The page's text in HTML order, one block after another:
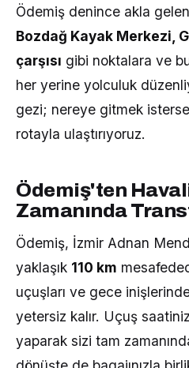
Ödemiş denince akla gelen
Bozdağ Kayak Merkezi,
çarşısı gibi noktalara ve
her yerine yolculuk
gezi; nereye gitmek
rotayla ulaştırıyoruz.
Ödemiş'ten
Zamanında
Ödemiş, İzmir Adnan
yaklaşık 110 km
uçuşları ve gece
yetersiz kalır. Uçuş
yaparak sizi tam